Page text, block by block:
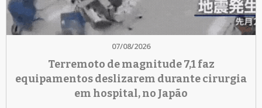
07/08/2026
Terremoto de magnitude 7,1 faz
equipamentos deslizarem durante cirurgia
em hospital, no Japão